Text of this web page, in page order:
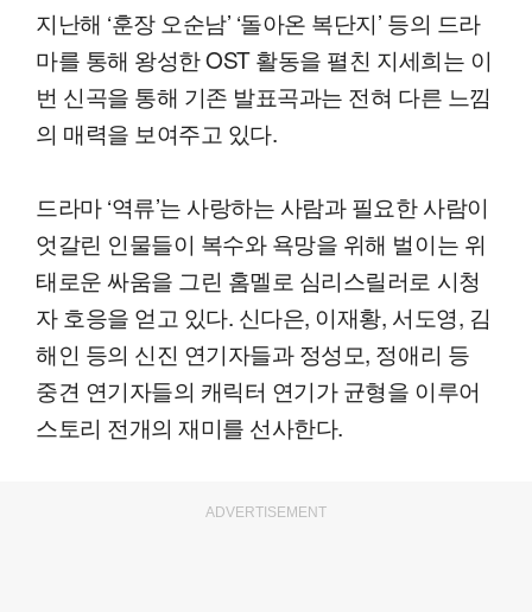
지난해 ‘훈장 오순남’ ‘돌아온 복단지’ 등의 드라
마를 통해 왕성한 OST 활동을 펼친 지세희는 이
번 신곡을 통해 기존 발표곡과는 전혀 다른 느낌
의 매력을 보여주고 있다.
드라마 ‘역류’는 사랑하는 사람과 필요한 사람이
엇갈린 인물들이 복수와 욕망을 위해 벌이는 위
태로운 싸움을 그린 홈멜로 심리스릴러로 시청
자 호응을 얻고 있다. 신다은, 이재황, 서도영, 김
해인 등의 신진 연기자들과 정성모, 정애리 등
중견 연기자들의 캐릭터 연기가 균형을 이루어
스토리 전개의 재미를 선사한다.
ADVERTISEMENT